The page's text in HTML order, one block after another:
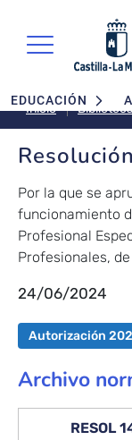
Navegación
EDUCACIÓN
Inicio
Por la que se
funcionamiento
Profesional
Profesionales,
24/06/2024
Autorización
Archivo
RESOL